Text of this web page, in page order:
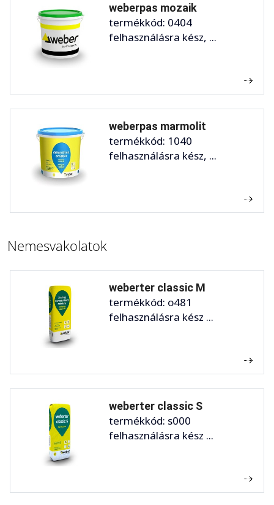
weberpas mozaik
termékkód: 0404
felhasználásra kész, ...
weberpas marmolit
termékkód: 1040
felhasználásra kész, ...
Nemesvakolatok
weberter classic M
termékkód: o481
felhasználásra kész ...
weberter classic S
termékkód: s000
felhasználásra kész ...